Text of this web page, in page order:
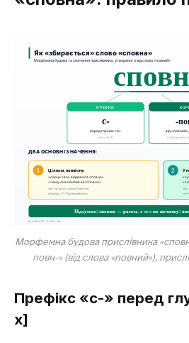
Морфемна будова прислівника
повн-» (від слова «повний»),
Префікс «с-» перед
х]